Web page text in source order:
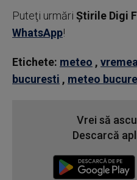
Puteţi urmări Știrile Digi
WhatsApp!
Etichete: meteo , vremea
bucuresti , meteo
Vrei să
Descarcă